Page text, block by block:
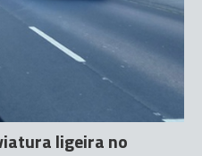
ligeira no